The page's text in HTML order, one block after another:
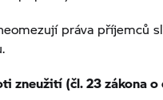
práva příjemců
zneužití (čl. 23 zákona